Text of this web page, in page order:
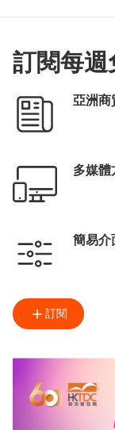
訂閱每週
亞洲商
多媒體
簡易介
訂閱